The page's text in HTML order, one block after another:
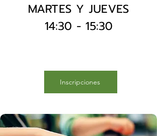
MARTES Y JUEVES
14:30 - 15:30
Inscripciones